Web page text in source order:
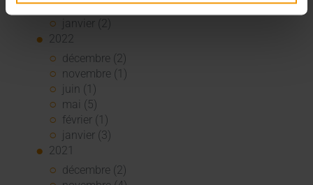
février (1)
janvier (2)
2022
décembre (2)
novembre (1)
juin (1)
mai (5)
février (1)
janvier (3)
2021
décembre (2)